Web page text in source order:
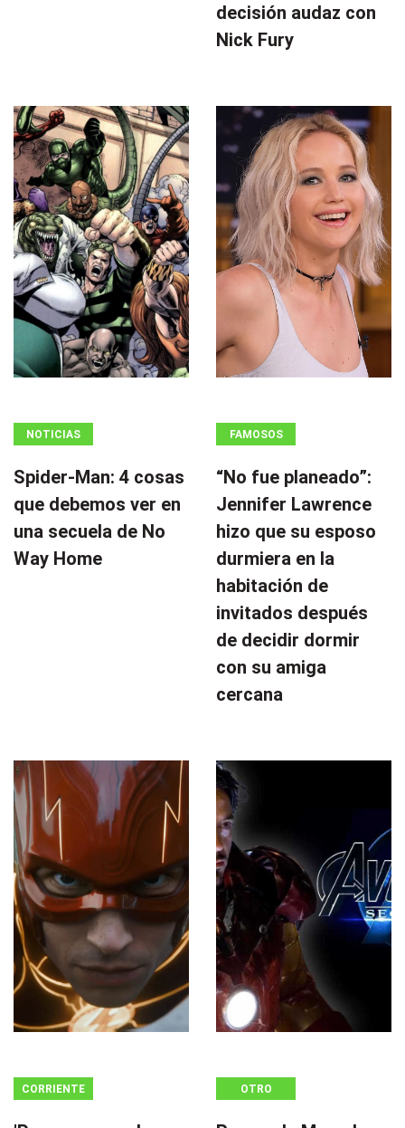
decisión audaz con
Nick Fury
NOTICIAS
Spider-Man: 4 cosas
que debemos ver en
una secuela de No
Way Home
FAMOSOS
“No fue planeado”: ​​
Jennifer Lawrence
hizo que su esposo
durmiera en la
habitación de
invitados después
de decidir dormir
con su amiga
cercana
CORRIENTE
OTRO